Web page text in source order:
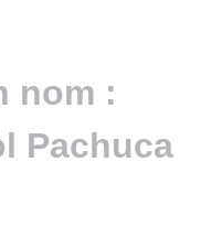
nom :
Pachuca